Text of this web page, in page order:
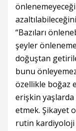
“Bazıları
şeyler
doğuştan
bunu
özellikle boğaz
erişkin yaşlarda
etmek. Şikayet
rutin kardiyoloji